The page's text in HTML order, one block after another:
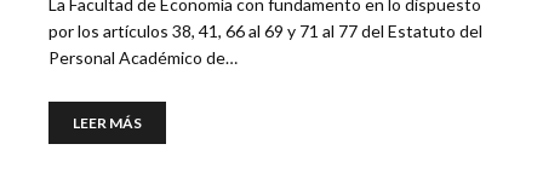
La Facultad de Economía con fundamento en lo dispuesto
por los artículos 38, 41, 66 al 69 y 71 al 77 del Estatuto del
Personal Académico de…
LEER MÁS